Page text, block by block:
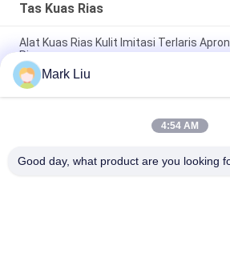
Tas Kuas Rias
Alat Kuas Rias Kulit Imitasi Terlaris
Ringan
PU Pensil Kasus Pouch Gelombang
Travel Tas Kosmetik Makeup Lucu Pena
Kuas Makeup profesional Roll Pouch
Mark Liu
4:54 AM
Good day, what product are you looking